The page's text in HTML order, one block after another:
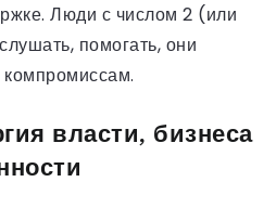
Люди с числом 2 (или
помогать, они
власти, бизнеса